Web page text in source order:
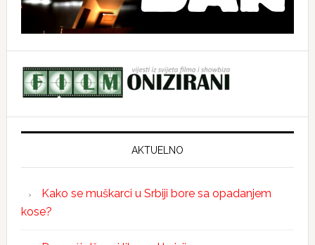
AKTUELNO
Kako se muškarci u Srbiji bore sa opadanjem
kose?